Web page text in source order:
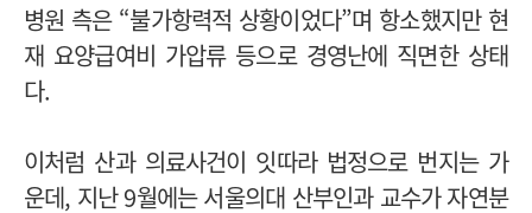
병원 측은 “불가항력적 상황이었다”며 항소했지만 현
재 요양급여비 가압류 등으로 경영난에 직면한 상태
다.
이처럼 산과 의료사건이 잇따라 법정으로 번지는 가
운데, 지난 9월에는 서울의대 산부인과 교수가 자연분